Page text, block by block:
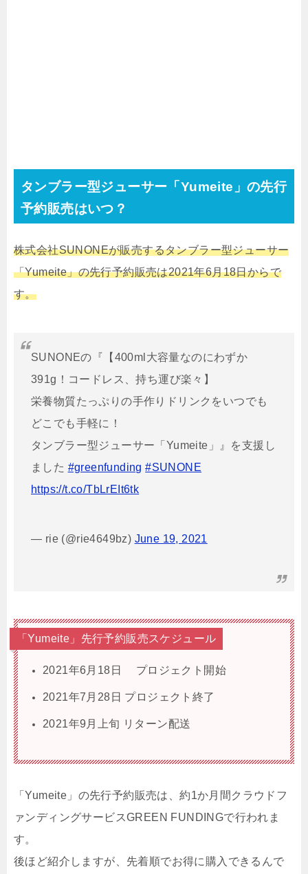
タンブラー型ジューサー「Yumeite」の先行
予約販売はいつ？
株式会社SUNONEが販売するタンブラー型ジューサー
「Yumeite」の先行予約販売は2021年6月18日からで
す。
SUNONEの『【400ml大容量なのにわずか
391g！コードレス、持ち運び楽々】
栄養物質たっぷりの手作りドリンクをいつでも
どこでも手軽に！
タンブラー型ジューサー「Yumeite」』を支援し
ました #greenfunding #SUNONE
https://t.co/TbLrEIt6tk
— rie (@rie4649bz) June 19, 2021
「Yumeite」先行予約販売スケジュール
2021年6月18日 プロジェクト開始
2021年7月28日 プロジェクト終了
2021年9月上旬 リターン配送
「Yumeite」の先行予約販売は、約1か月間クラウドフ
ァンディングサービスGREEN FUNDINGで行われま
す。
後ほど紹介しますが、先着順でお得に購入できるんで